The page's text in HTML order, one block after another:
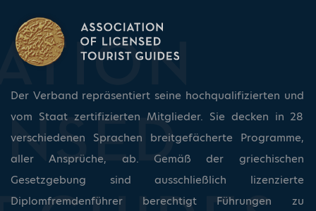
Der Verband repräsentiert seine hochqualifizierten und
vom Staat zertifizierten Mitglieder. Sie decken in 28
verschiedenen Sprachen breitgefächerte Programme,
aller Ansprüche, ab. Gemäß der griechischen
Gesetzgebung sind ausschließlich lizenzierte
Diplomfremdenführer berechtigt Führungen zu